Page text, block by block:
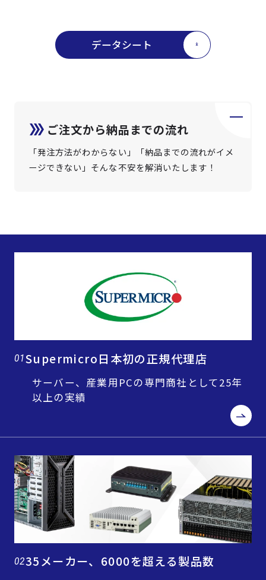
データシート
ご注文から納品までの流れ
「発注方法がわからない」「納品までの流れがイメ
ージできない」そんな不安を解消いたします！
01Supermicro日本初の正規代理店
サーバー、産業用PCの専門商社として25年
以上の実績
0235メーカー、6000を超える製品数